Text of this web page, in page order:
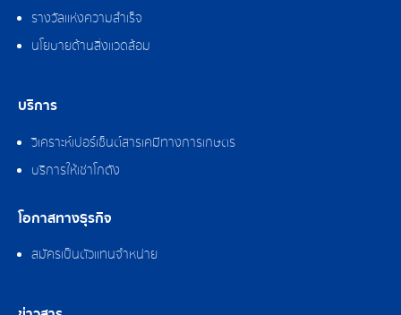
รางวัลแห่งความสำเร็จ
นโยบายด้านสิ่งแวดล้อม
บริการ
วิเคราะห์เปอร์เซ็นต์สารเคมีทางการเกษตร
บริการให้เช่าโกดัง
โอกาสทางธุรกิจ
สมัครเป็นตัวแทนจำหน่าย